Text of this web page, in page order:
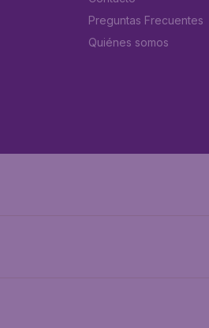
Preguntas Frecuentes
Quiénes somos